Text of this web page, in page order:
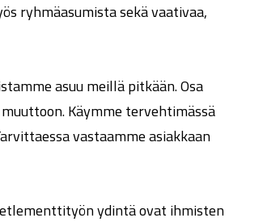
ryhmäasumista sekä vaativaa,
asuu meillä pitkään. Osa
Käymme tervehtimässä
vastaamme asiakkaan
ydintä ovat ihmisten